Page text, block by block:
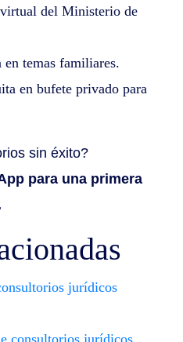
del Ministerio de
temas familiares.
en bufete privado para
sin éxito?
para una primera
jurídicos
consultorios jurídicos